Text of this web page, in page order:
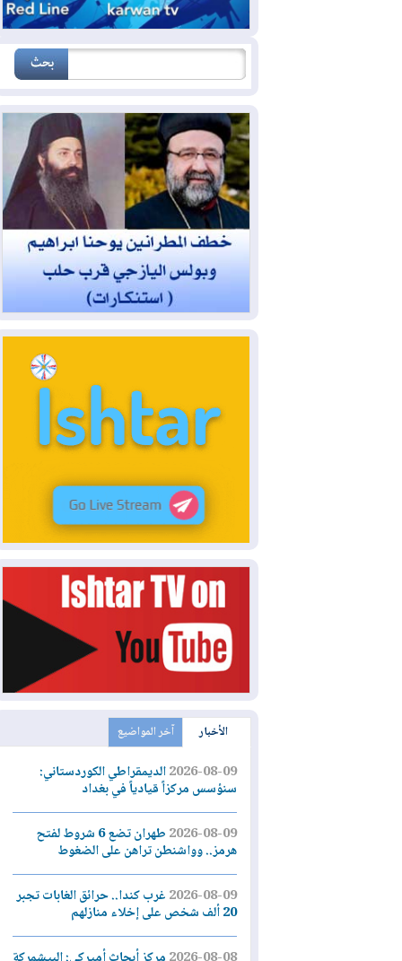
الأخبار آخر المواضيع
2026-08-09الديمقراطي الكوردستاني:
سنؤسس مركزاً قيادياً في بغداد
2026-08-09
طهران تضع 6 شروط لفتح
هرمز.. وواشنطن تراهن على الضغوط
2026-08-09غرب كندا.. حرائق الغابات تجبر